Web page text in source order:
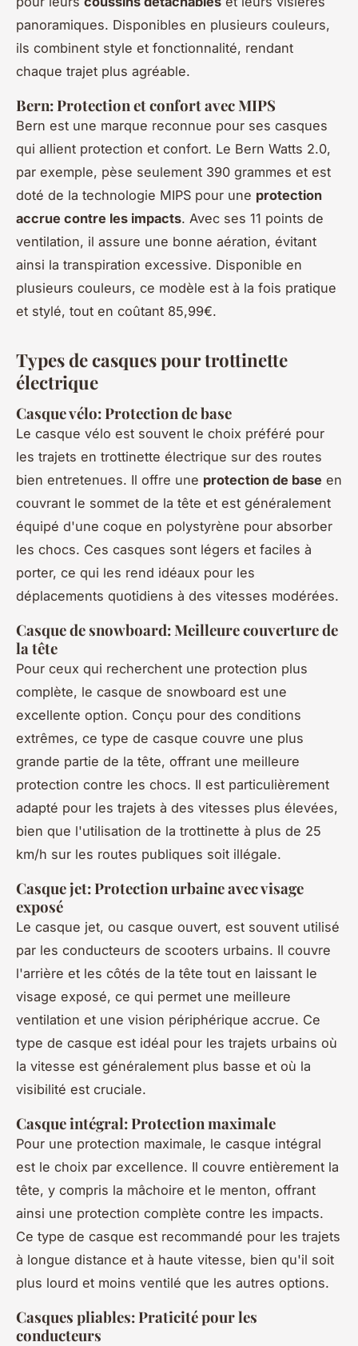
panoramiques. Disponibles en plusieurs couleurs,
ils combinent style et fonctionnalité, rendant
chaque trajet plus agréable.
Bern: Protection et confort avec MIPS
Bern est une marque reconnue pour ses casques
qui allient protection et confort. Le Bern Watts 2.0,
par exemple, pèse seulement 390 grammes et est
doté de la technologie MIPS pour une protection
accrue contre les impacts. Avec ses 11 points de
ventilation, il assure une bonne aération, évitant
ainsi la transpiration excessive. Disponible en
plusieurs couleurs, ce modèle est à la fois pratique
et stylé, tout en coûtant 85,99€.
Types de casques pour trottinette
électrique
Casque vélo: Protection de base
Le casque vélo est souvent le choix préféré pour
les trajets en trottinette électrique sur des routes
bien entretenues. Il offre une protection de base en
couvrant le sommet de la tête et est généralement
équipé d'une coque en polystyrène pour absorber
les chocs. Ces casques sont légers et faciles à
porter, ce qui les rend idéaux pour les
déplacements quotidiens à des vitesses modérées.
Casque de snowboard: Meilleure couverture de
la tête
Pour ceux qui recherchent une protection plus
complète, le casque de snowboard est une
excellente option. Conçu pour des conditions
extrêmes, ce type de casque couvre une plus
grande partie de la tête, offrant une meilleure
protection contre les chocs. Il est particulièrement
adapté pour les trajets à des vitesses plus élevées,
bien que l'utilisation de la trottinette à plus de 25
km/h sur les routes publiques soit illégale.
Casque jet: Protection urbaine avec visage
exposé
Le casque jet, ou casque ouvert, est souvent utilisé
par les conducteurs de scooters urbains. Il couvre
l'arrière et les côtés de la tête tout en laissant le
visage exposé, ce qui permet une meilleure
ventilation et une vision périphérique accrue. Ce
type de casque est idéal pour les trajets urbains où
la vitesse est généralement plus basse et où la
visibilité est cruciale.
Casque intégral: Protection maximale
Pour une protection maximale, le casque intégral
est le choix par excellence. Il couvre entièrement la
tête, y compris la mâchoire et le menton, offrant
ainsi une protection complète contre les impacts.
Ce type de casque est recommandé pour les trajets
à longue distance et à haute vitesse, bien qu'il soit
plus lourd et moins ventilé que les autres options.
Casques pliables: Praticité pour les
conducteurs